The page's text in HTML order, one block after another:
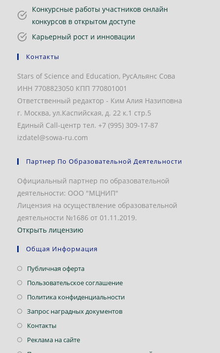
Конкурсные работы участников онлайн
конкурсов в открытом доступе
Карьерный рост и инновации
Контакты
Stars of Science and Education, РусАльянс Сова
ИНН 7708823050 КПП 770801001
Ответственный редактор - Ким Алия Назиповна
г. Москва, ул.Каспийская, д. 22 к.1 стр.5
Единый Call-центр тел. +7 (995) 309-17-87
izdatel@sowa-ru.com
Партнер По Образовательной Деятельности
Официальный партнер по образовательной
деятельности: ООО "МЦНИП"
Лицензия на осуществление образовательной
деятельности №1686 от 01.11.2019.
Открыть лицензию
Общая Информация
Публичная офертаОткроется
в
Пользовательское соглашениеОткроется
в
Политика конфиденциальностиОткроется
Запрос наградных документовОткроется
Контакты
в
Реклама на сайтеОткроется